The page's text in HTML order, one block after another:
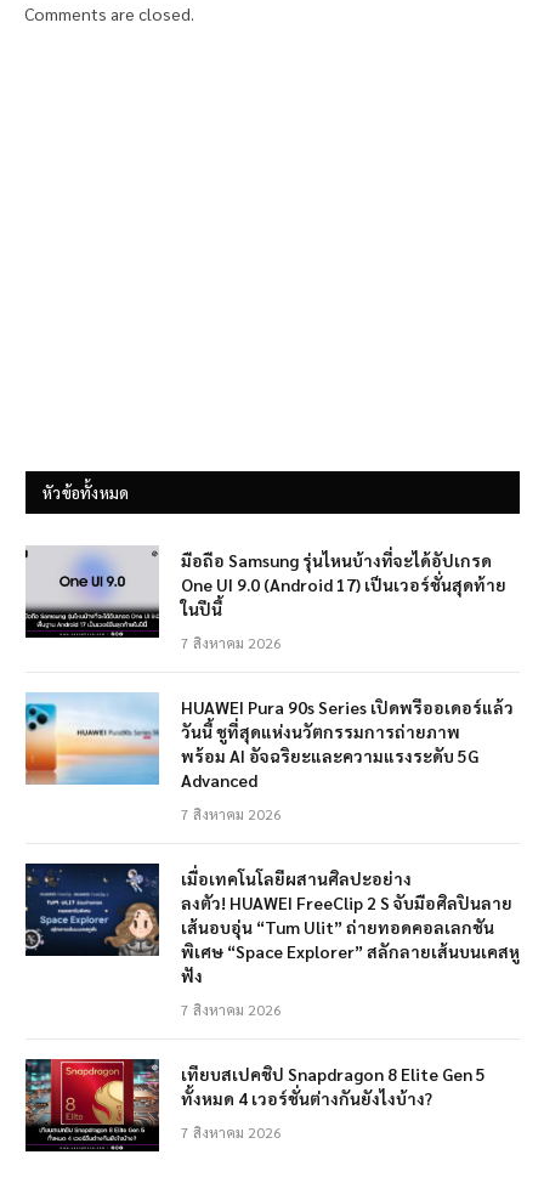
Comments are closed.
หัวข้อทั้งหมด
มือถือ Samsung รุ่นไหนบ้างที่จะได้อัปเกรด
One UI 9.0 (Android 17) เป็นเวอร์ชั่นสุดท้าย
ในปีนี้
7 สิงหาคม 2026
HUAWEI Pura 90s Series เปิดพรีออเดอร์แล้ว
วันนี้ ชูที่สุดแห่งนวัตกรรมการถ่ายภาพ
พร้อม AI อัจฉริยะและความแรงระดับ 5G
Advanced
7 สิงหาคม 2026
เมื่อเทคโนโลยีผสานศิลปะอย่าง
ลงตัว! HUAWEI FreeClip 2 S จับมือศิลปินลาย
เส้นอบอุ่น “Tum Ulit” ถ่ายทอดคอลเลกชัน
พิเศษ “Space Explorer” สลักลายเส้นบนเคสหู
ฟัง
7 สิงหาคม 2026
เทียบสเปคชิป Snapdragon 8 Elite Gen 5
ทั้งหมด 4 เวอร์ชั่นต่างกันยังไงบ้าง?
7 สิงหาคม 2026